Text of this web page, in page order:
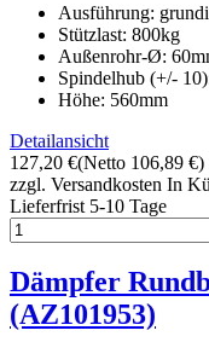
Ausführung:
Stützlast: 800kg
Außenrohr-Ø:
Spindelhub (+/-
Höhe: 560mm
Detailansicht
127,20 €(Netto 106,89 €)
zzgl. Versandkosten In
Lieferfrist 5-10 Tage
Dämpfer
(AZ101953)